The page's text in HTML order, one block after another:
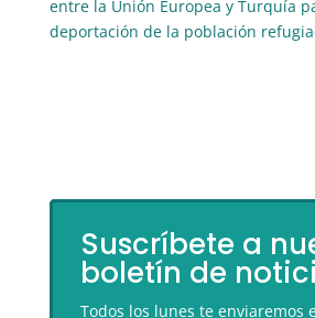
entre la Unión Europea y Turquía
deportación de la población
Suscríbete a
boletín de
Todos los lunes te enviaremos